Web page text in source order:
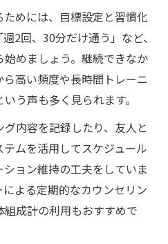
めには、目標設定と習慣化
2回、30分だけ通う」など、
めましょう。継続できなか
高い頻度や長時間トレーニ
う声も多く見られます。
内容を記録したり、友人と
ムを活用してスケジュール
ョン維持の工夫をしていま
よる定期的なカウンセリン
成計の利用もおすすめで